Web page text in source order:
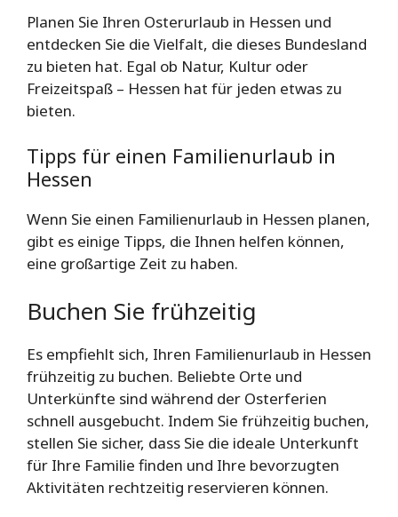
Planen Sie Ihren Osterurlaub in Hessen und
entdecken Sie die Vielfalt, die dieses Bundesland
zu bieten hat. Egal ob Natur, Kultur oder
Freizeitspaß – Hessen hat für jeden etwas zu
bieten.
Tipps für einen Familienurlaub in
Hessen
Wenn Sie einen Familienurlaub in Hessen planen,
gibt es einige Tipps, die Ihnen helfen können,
eine großartige Zeit zu haben.
Buchen Sie frühzeitig
Es empfiehlt sich, Ihren Familienurlaub in Hessen
frühzeitig zu buchen. Beliebte Orte und
Unterkünfte sind während der Osterferien
schnell ausgebucht. Indem Sie frühzeitig buchen,
stellen Sie sicher, dass Sie die ideale Unterkunft
für Ihre Familie finden und Ihre bevorzugten
Aktivitäten rechtzeitig reservieren können.